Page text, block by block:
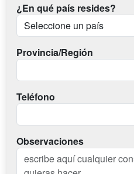
¿En qué país resides?
Provincia/Región
Teléfono
Observaciones